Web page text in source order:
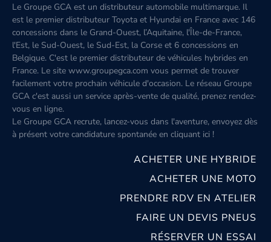
Le Groupe GCA est un distributeur automobile multimarque. Il
est le premier distributeur Toyota et Hyundai en France avec 146
concessions dans le Grand-Ouest, l’Aquitaine, l'Île-de-France,
l'Est, le Sud-Ouest, le Sud-Est, la Corse et 6 concessions en
Belgique. C'est le premier distributeur de véhicules hybrides en
France. Le site www.groupegca.com vous permet de trouver
facilement votre prochain véhicule d'occasion. Le réseau Groupe
GCA c'est aussi un service après-vente de qualité, prenez rendez-
vous en ligne.
Le Groupe GCA recrute, lancez-vous dans l'aventure, envoyez dès
à présent votre candidature spontanée en cliquant ici !
ACHETER UNE HYBRIDE
ACHETER UNE MOTO
PRENDRE RDV EN ATELIER
FAIRE UN DEVIS PNEUS
RÉSERVER UN ESSAI